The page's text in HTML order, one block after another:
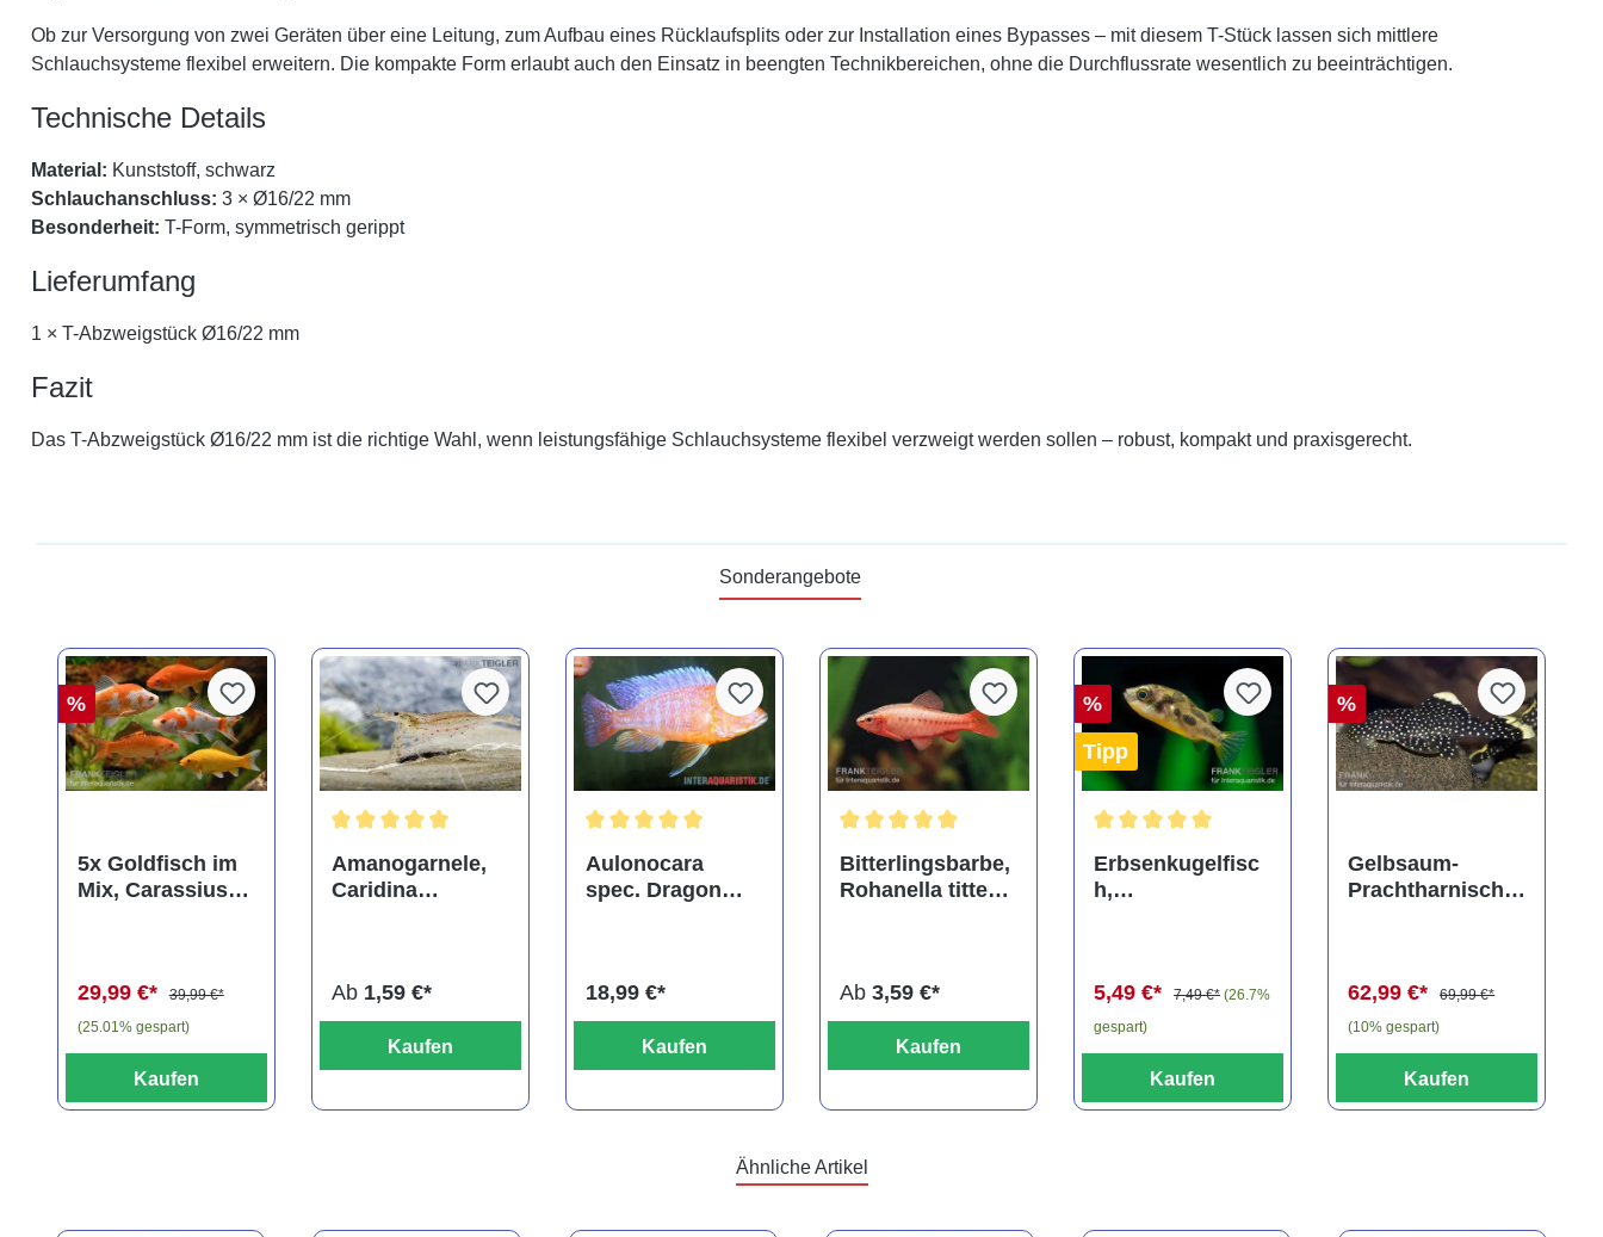
Ob zur Versorgung von zwei Geräten über eine Leitung, zum Aufbau eines Rücklaufsplits oder zur Installation eines Bypasses – mit diesem T-Stück lassen sich mittlere
Schlauchsysteme flexibel erweitern. Die kompakte Form erlaubt auch den Einsatz in beengten Technikbereichen, ohne die Durchflussrate wesentlich zu beeinträchtigen.
Technische Details
Material: Kunststoff, schwarz
Schlauchanschluss: 3 × Ø16/22 mm
Besonderheit: T-Form, symmetrisch gerippt
Lieferumfang
1 × T-Abzweigstück Ø16/22 mm
Fazit
Das T-Abzweigstück Ø16/22 mm ist die richtige Wahl, wenn leistungsfähige Schlauchsysteme flexibel verzweigt werden sollen – robust, kompakt und praxisgerecht.
Sonderangebote
%
5x Goldfisch im
Mix, Carassius
29,99 €*
39,99 €*
(25.01% gespart)
Kaufen
Amanogarnele,
Caridina
Ab 1,59 €*
Kaufen
Aulonocara
spec. Dragon
18,99 €*
Kaufen
Bitterlingsbarbe,
Rohanella titteya,
Ab 3,59 €*
Kaufen
%
Tipp
Erbsenkugelfisc
h,
5,49 €*
7,49 €* (26.7%
gespart)
Kaufen
%
Gelbsaum-
Prachtharnischw
62,99 €*
69,99 €*
(10% gespart)
Kaufen
Ähnliche Artikel